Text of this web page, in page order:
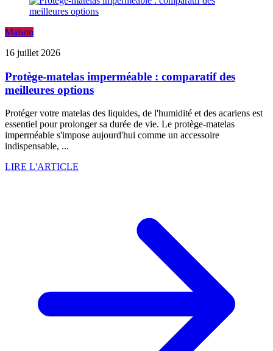
Maison
16 juillet 2026
Protège-matelas imperméable : comparatif des
meilleures options
Protéger votre matelas des liquides, de l'humidité et des acariens est
essentiel pour prolonger sa durée de vie. Le protège-matelas
imperméable s'impose aujourd'hui comme un accessoire
indispensable, ...
LIRE L'ARTICLE